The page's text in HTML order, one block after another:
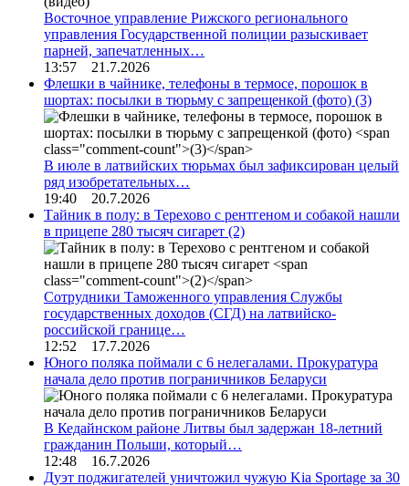
Восточное управление Рижского регионального
управления Государственной полиции разыскивает
парней, запечатленных…
13:57 21.7.2026
Флешки в чайнике, телефоны в термосе, порошок в
шортах: посылки в тюрьму с запрещенкой (фото) (3)
В июле в латвийских тюрьмах был зафиксирован целый
ряд изобретательных…
19:40 20.7.2026
Тайник в полу: в Терехово с рентгеном и собакой нашли
в прицепе 280 тысяч сигарет (2)
Сотрудники Таможенного управления Службы
государственных доходов (СГД) на латвийско-
российской границе…
12:52 17.7.2026
Юного поляка поймали с 6 нелегалами. Прокуратура
начала дело против пограничников Беларуси
В Кедайнском районе Литвы был задержан 18-летний
гражданин Польши, который…
12:48 16.7.2026
Дуэт поджигателей уничтожил чужую Kia Sportage за 30